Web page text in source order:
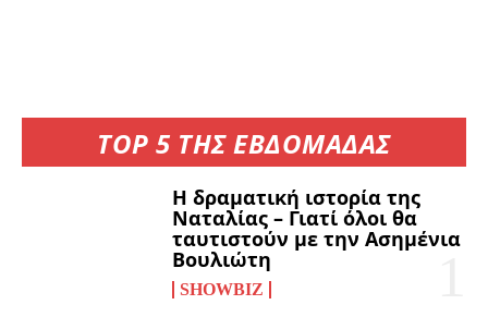
TOP 5 ΤΗΣ ΕΒΔΟΜΑΔΑΣ
Η δραματική ιστορία της
Ναταλίας – Γιατί όλοι θα
ταυτιστούν με την Ασημένια
Βουλιώτη
SHOWBIZ